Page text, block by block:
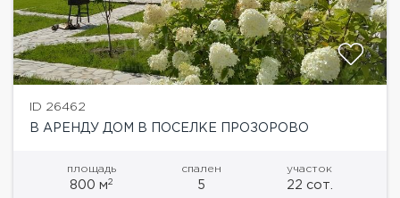
ID 26462
В АРЕНДУ ДОМ В ПОСЕЛКЕ ПРОЗОРОВО
площадь
800 м2
спален
5
участок
22 сот.